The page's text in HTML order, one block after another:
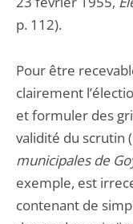
p. 112).
Pour être
clairement
et formuler des
validité du scrutin
municipales de
exemple, est
contenant de